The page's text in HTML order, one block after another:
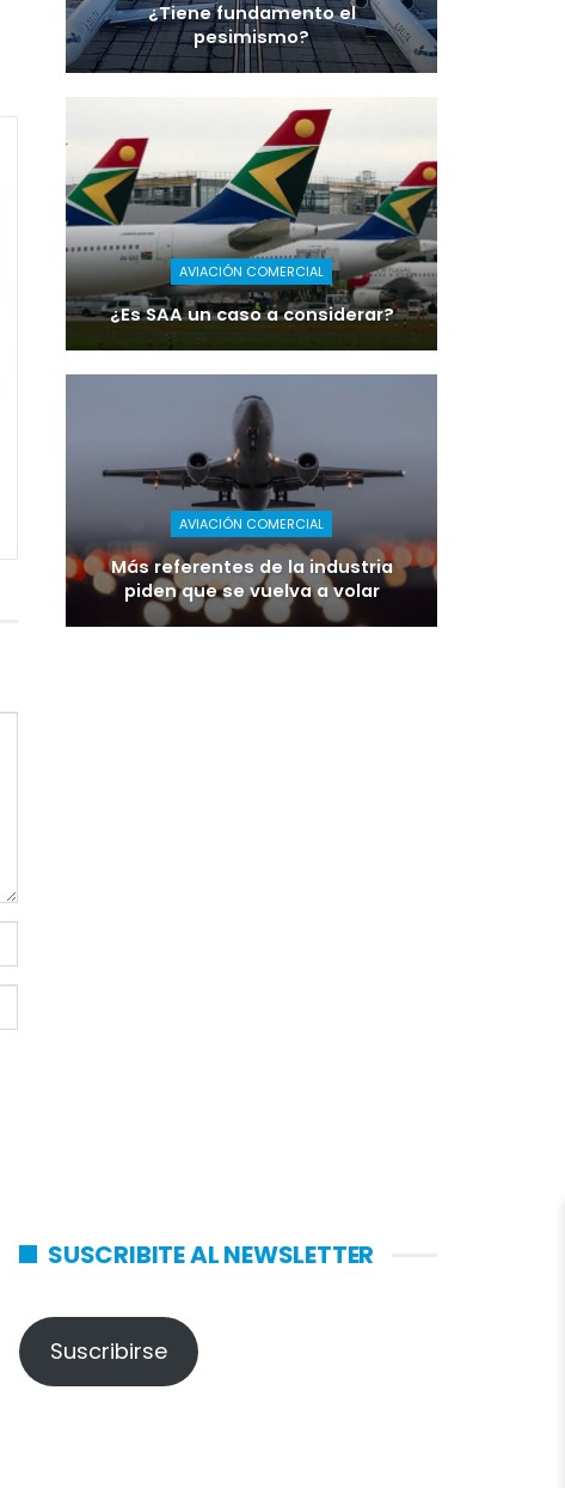
¿Tiene fundamento el
pesimismo?
AVIACIÓN COMERCIAL
¿Es SAA un caso a considerar?
AVIACIÓN COMERCIAL
Más referentes de la industria
piden que se vuelva a volar
SUSCRIBITE AL NEWSLETTER
Suscribirse